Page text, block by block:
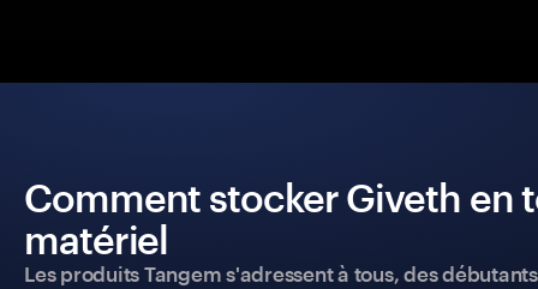
Comment stocker Giveth en
matériel
Les produits Tangem s'adressent à tous, des